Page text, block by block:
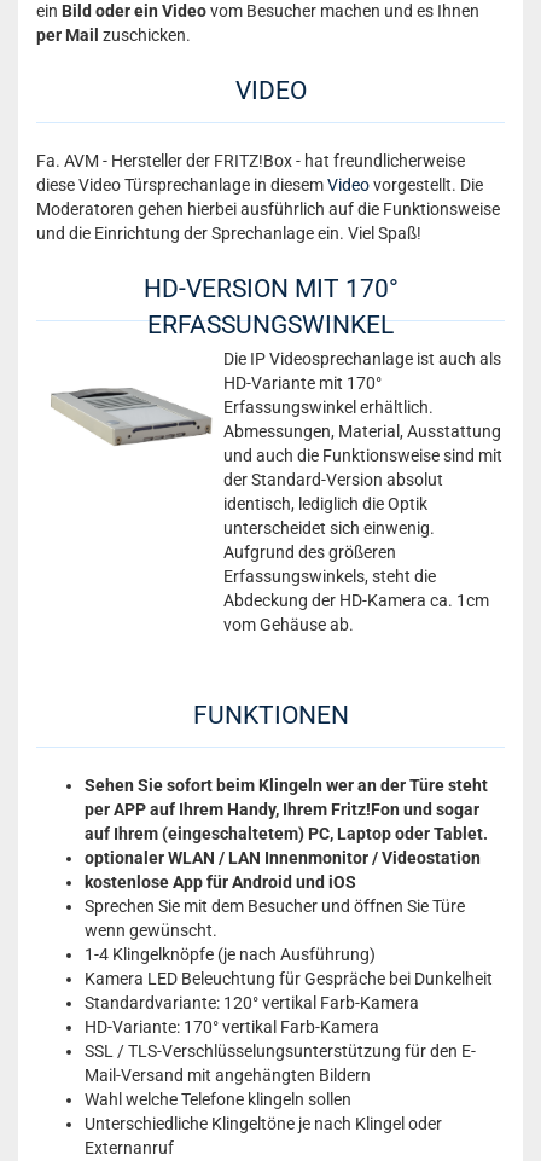
ein Bild oder ein Videovom Besucher machen und es Ihnen
per Mail zuschicken.
VIDEO
Fa. AVM - Hersteller der FRITZ!Box - hat freundlicherweise
diese Video Türsprechanlage in diesemVideovorgestellt. Die
Moderatoren gehen hierbei ausführlich auf die Funktionsweise
und die Einrichtung der Sprechanlage ein. Viel Spaß!
HD-VERSION MIT 170°
ERFASSUNGSWINKEL
Die IP Videosprechanlage ist auch als
HD-Variante mit 170°
Erfassungswinkel erhältlich.
Abmessungen, Material, Ausstattung
und auch die Funktionsweise sind mit
der Standard-Version absolut
identisch, lediglich die Optik
unterscheidet sich einwenig.
Aufgrund des größeren
Erfassungswinkels, steht die
Abdeckung der HD-Kamera ca. 1cm
vom Gehäuse ab.
FUNKTIONEN
Sehen Sie sofort beim Klingeln wer an der Türe steht
per APP auf Ihrem Handy, Ihrem Fritz!Fon und sogar
auf Ihrem (eingeschaltetem) PC, Laptop oder Tablet.
optionaler WLAN / LAN Innenmonitor / Videostation
kostenlose App für Android und iOS
Sprechen Sie mit dem Besucher und öffnen Sie Türe
wenn gewünscht.
1-4 Klingelknöpfe (je nach Ausführung)
Kamera LED Beleuchtung für Gespräche bei Dunkelheit
Standardvariante: 120° vertikal Farb-Kamera
HD-Variante: 170° vertikal Farb-Kamera
SSL / TLS-Verschlüsselungsunterstützung für den E-
Mail-Versand mit angehängten Bildern
Wahl welche Telefone klingeln sollen
Unterschiedliche Klingeltöne je nach Klingel oder
Externanruf